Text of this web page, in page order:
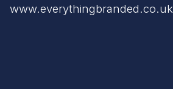
www.everythingbranded.co.uk